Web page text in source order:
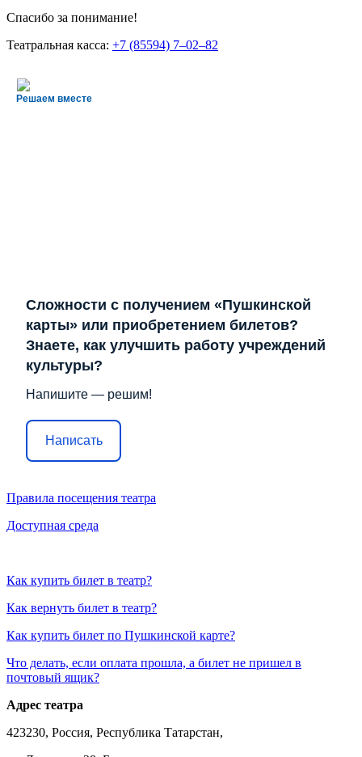
Спасибо за понимание!
Театральная касса: +7 (85594) 7‒02‒82
Решаем вместе
Сложности с получением «Пушкинской
карты» или приобретением билетов?
Знаете, как улучшить работу учреждений
культуры?
Напишите — решим!
Написать
Правила посещения театра
Доступная среда
Как купить билет в театр?
Как вернуть билет в театр?
Как купить билет по Пушкинской карте?
Что делать, если оплата прошла, а билет не пришел в
почтовый ящик?
Адрес театра
423230, Россия, Республика Татарстан,